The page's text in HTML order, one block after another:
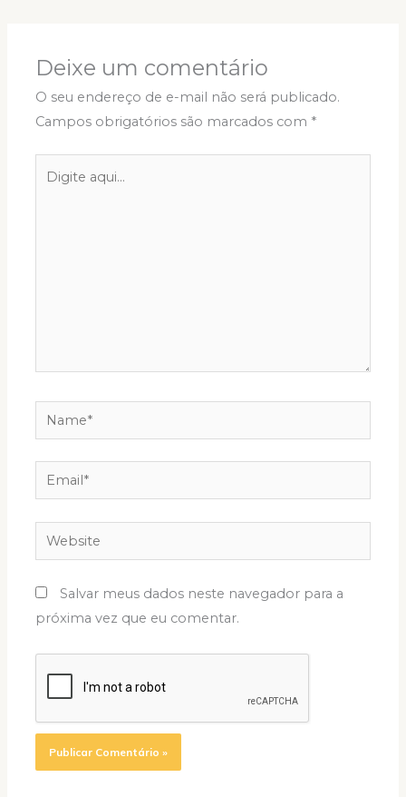
Deixe um comentário
O seu endereço de e-mail não será publicado.
Campos obrigatórios são marcados com *
aqui...
Name*
Email*
Website
Salvar meus dados neste navegador para a
próxima vez que eu comentar.